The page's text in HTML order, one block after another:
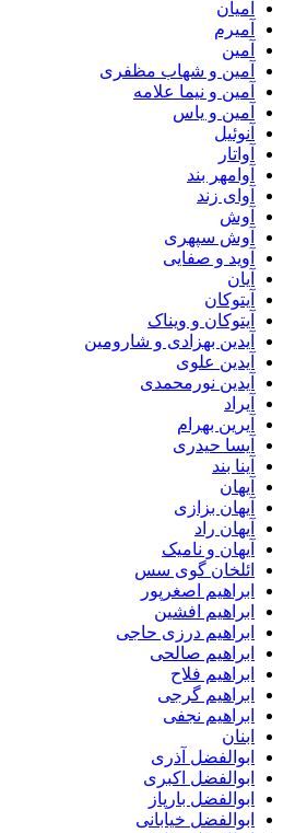
آمیان
آمیرم
آمین
آمین و شهاب مظفری
آمین و نیما علامه
آمین و یاس
آنوئیل
آواتار
آوامهر بند
آوای زند
آوش
آوش سپهری
آوید و صفایی
آیان
آیتوکان
آیتوکان و ویناک
آیدین بهزادی و شارومین
آیدین علوی
آیدین نورمحمدی
آیراد
آیرین بهرام
آیسا حیدری
آینا بند
آیهان
آیهان بزازی
آیهان راد
آیهان و نامیک
ائلخان گوی سس
ابراهیم اصغرپور
ابراهیم افشین
ابراهیم درزی حاجی
ابراهیم صالحی
ابراهیم فلاح
ابراهیم گرجی
ابراهیم نجفی
ابنان
ابوالفضل آذری
ابوالفضل اکبری
ابوالفضل بارپاز
ابوالفضل خیابانی